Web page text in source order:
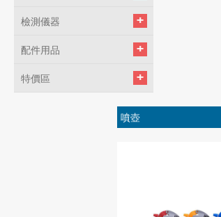
檢測儀器
配件用品
特價區
噴壺